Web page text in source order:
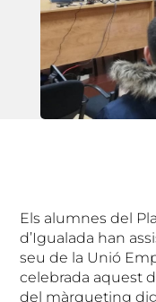
Els alumnes del
d’Igualada han
seu de la Unió
celebrada aquest
del màrqueting